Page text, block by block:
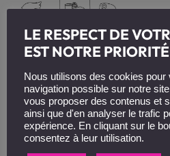
LE RESPECT DE
EST NOTRE PRIORITÉ
Nous utilisons des cookies pour
navigation possible sur notre
vous proposer des contenus et
ainsi que d'en analyser le trafic
expérience. En cliquant sur le
consentez à leur utilisation.